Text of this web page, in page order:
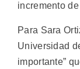
incremento
Para Sara
Universidad
importante”